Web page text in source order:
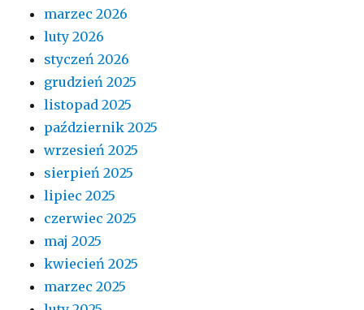
marzec 2026
luty 2026
styczeń 2026
grudzień 2025
listopad 2025
październik 2025
wrzesień 2025
sierpień 2025
lipiec 2025
czerwiec 2025
maj 2025
kwiecień 2025
marzec 2025